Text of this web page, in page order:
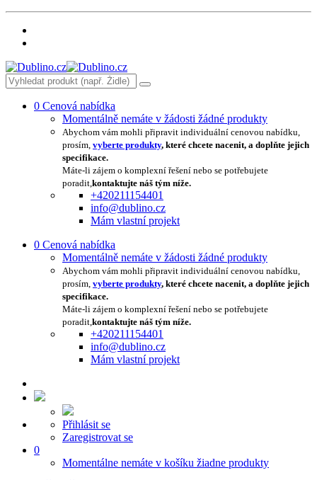
0 Cenová nabídka
Momentálně nemáte v žádosti žádné produkty
Abychom vám mohli připravit individuální cenovou nabídku,
prosím, vyberte produkty, které chcete nacenit, a doplňte jejich
specifikace.
Máte-li zájem o komplexní řešení nebo se potřebujete
poradit,kontaktujte náš tým níže.
+420211154401
info@dublino.cz
Mám vlastní projekt
0 Cenová nabídka
Momentálně nemáte v žádosti žádné produkty
Abychom vám mohli připravit individuální cenovou nabídku,
prosím, vyberte produkty, které chcete nacenit, a doplňte jejich
specifikace.
Máte-li zájem o komplexní řešení nebo se potřebujete
poradit,kontaktujte náš tým níže.
+420211154401
info@dublino.cz
Mám vlastní projekt
Přihlásit se
Zaregistrovat se
0
Momentálne nemáte v košíku žiadne produkty